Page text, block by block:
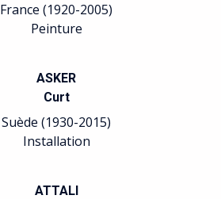
France (1920-2005)
Peinture
ASKER
Curt
Suède (1930-2015)
Installation
ATTALI